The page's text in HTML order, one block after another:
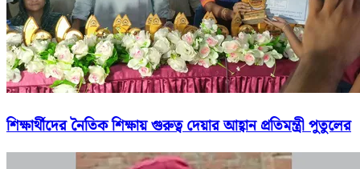
শিক্ষার্থীদের নৈতিক শিক্ষায় গুরুত্ব দেয়ার আহ্বান প্রতিমন্ত্রী পুতুলের